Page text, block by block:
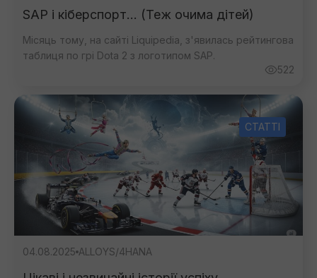
SAP і кіберспорт... (Теж очима дітей)
Місяць тому, на сайті Liquipedia, з'явилась рейтингова
таблиця по грі Dota 2 з логотипом SAP.
522
СТАТТІ
04.08.2025 ALLOYS/4HANA